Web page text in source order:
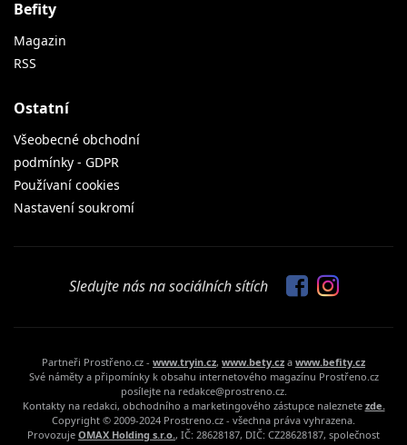
Befity
Magazin
RSS
Ostatní
Všeobecné obchodní
podmínky - GDPR
Používaní cookies
Nastavení soukromí
Sledujte nás na sociálních sítích
Partneři Prostřeno.cz - www.tryin.cz, www.bety.cz a www.befity.cz
Své náměty a připomínky k obsahu internetového magazínu Prostřeno.cz
posílejte na redakce@prostreno.cz.
Kontakty na redakci, obchodního a marketingového zástupce naleznete zde.
Copyright © 2009-2024 Prostreno.cz - všechna práva vyhrazena.
Provozuje OMAX Holding s.r.o., IČ: 28628187, DIČ: CZ28628187, společnost